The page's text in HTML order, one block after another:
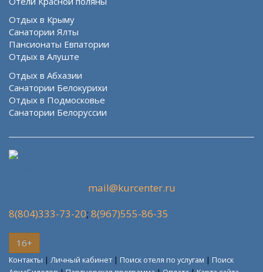
Отдых в Крыму
Санатории Ялты
Пансионаты Евпатории
Отдых в Алуште
Отдых в Абхазии
Санатории Белокурихи
Отдых в Подмосковье
Санатории Белоруссии
mail@kurcenter.ru
8(804)333-73-20; 8(967)555-86-35
16+
Контакты | Личный кабинет| Поиск отеля по услугам | Поиск